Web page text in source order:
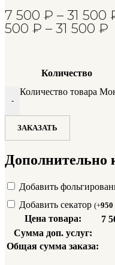
7 500 ₽ – 31 500
500 ₽ – 31 500 ₽
Количество
-
Количество товара
ЗАКАЗАТЬ
Дополнительно
Добавить
Добавить секатор (+950
Цена товара: 7
Сумма доп. услуг:
Общая сумма заказа: